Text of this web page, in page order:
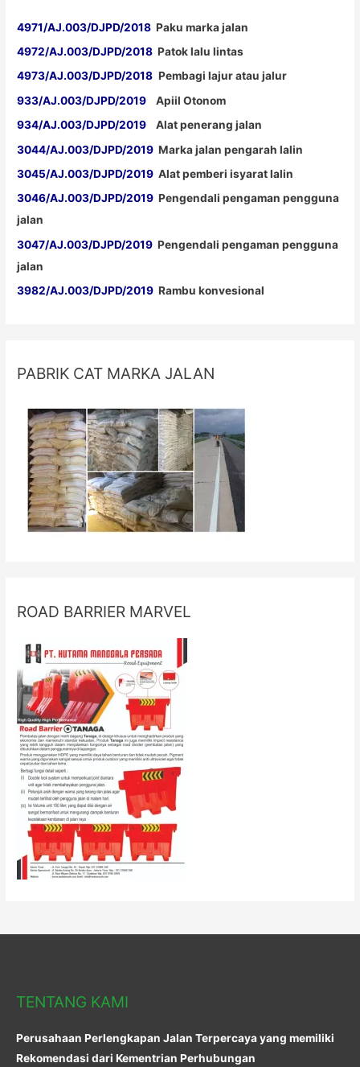
4971/AJ.003/DJPD/2018 Paku marka jalan
4972/AJ.003/DJPD/2018 Patok lalu lintas
4973/AJ.003/DJPD/2018 Pembagi lajur atau jalur
933/AJ.003/DJPD/2019 Apiil Otonom
934/AJ.003/DJPD/2019 Alat penerang jalan
3044/AJ.003/DJPD/2019 Marka jalan pengarah lalin
3045/AJ.003/DJPD/2019 Alat pemberi isyarat lalin
3046/AJ.003/DJPD/2019 Pengendali pengaman pengguna
jalan
3047/AJ.003/DJPD/2019 Pengendali pengaman pengguna
jalan
3982/AJ.003/DJPD/2019 Rambu konvesional
PABRIK CAT MARKA JALAN
ROAD BARRIER MARVEL
TENTANG KAMI
Perusahaan Perlengkapan Jalan Terpercaya yang memiliki
Rekomendasi dari Kementrian Perhubungan